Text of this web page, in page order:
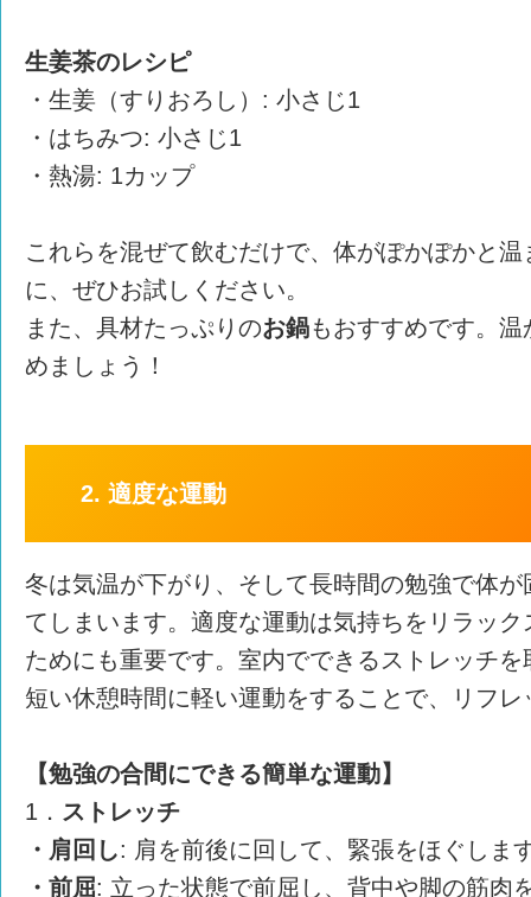
生姜茶のレシピ
・生姜（すりおろし）: 小さじ1
・はちみつ: 小さじ1
・熱湯: 1カップ
これらを混ぜて飲むだけで、体がぽかぽかと
に、ぜひお試しください。
また、具材たっぷりのお鍋もおすすめです。
めましょう！
2. 適度な運動
冬は気温が下がり、そして長時間の勉強で体
てしまいます。適度な運動は気持ちをリラッ
ためにも重要です。室内でできるストレッチ
短い休憩時間に軽い運動をすることで、リフ
【勉強の合間にできる簡単な運動】
1． ストレッチ
・肩回し: 肩を前後に回して、緊張をほぐしま
・前屈: 立った状態で前屈し、背中や脚の筋肉